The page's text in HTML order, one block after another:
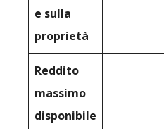
e sulla
proprietà
Reddito
massimo
disponibile